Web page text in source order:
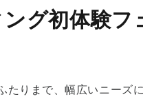
グ初体験フ
たりまで、幅広いニーズ